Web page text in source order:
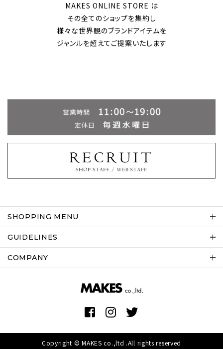
MAKES ONLINE STORE は
その全てのショップを集約し
様々な世界観のブランドアイテムを
ジャンルを超えてご提案いたします
SHOPPING MENU
GUIDELINES
COMPANY
Copyright © MAKES co.,ltd .All rights reserved